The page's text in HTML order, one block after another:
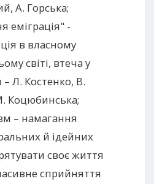
А. Горська;
еміграція" -
в власному
світі, втеча у
Л. Костенко, В.
Коцюбинська;
– намагання
й ідейних
своє життя
сприйняття